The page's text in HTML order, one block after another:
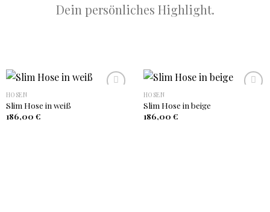
Dein persönliches Highlight.
HOSEN
Slim Hose in weiß
186,00 €
HOSEN
Slim Hose in beige
186,00 €